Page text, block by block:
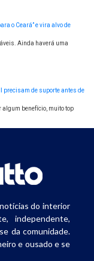
o Ceará” e vira alvo de
Ainda haverá uma
precisam de suporte antes de
benefício, muito top
do interior
independente,
da comunidade.
e ousado e se